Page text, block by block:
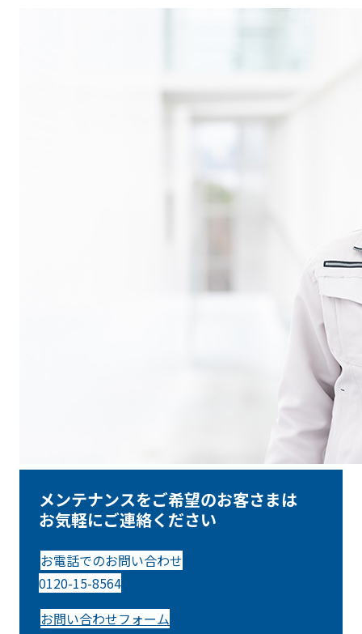
メンテナンスをご希望のお客さまは
お気軽にご連絡ください
お電話でのお問い合わせ
0120-15-8564
お問い合わせフォーム